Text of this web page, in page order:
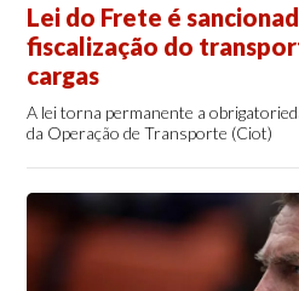
Lei do Frete é
fiscalização do
cargas
A lei torna permanente a
da Operação de Transporte (Ciot)